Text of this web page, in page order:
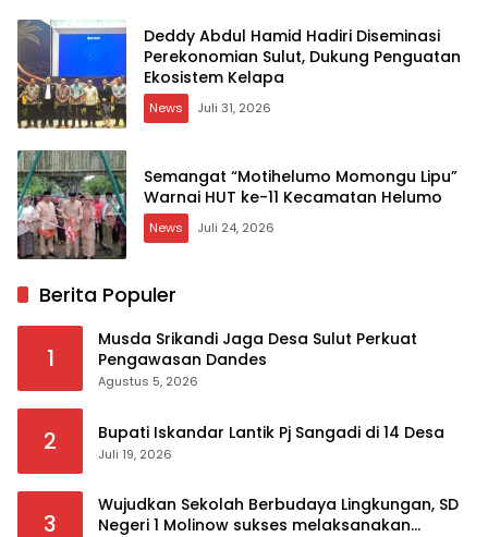
Deddy Abdul Hamid Hadiri Diseminasi
Perekonomian Sulut, Dukung Penguatan
Ekosistem Kelapa
News Juli 31, 2026
Semangat “Motihelumo Momongu Lipu”
Warnai HUT ke-11 Kecamatan Helumo
News Juli 24, 2026
Berita Populer
1
Musda Srikandi Jaga Desa Sulut Perkuat
Pengawasan Dandes
Agustus 5, 2026
2 Bupati Iskandar Lantik Pj Sangadi di 14 Desa
Juli 19, 2026
3
Wujudkan Sekolah Berbudaya Lingkungan, SD
Negeri 1 Molinow sukses melaksanakan